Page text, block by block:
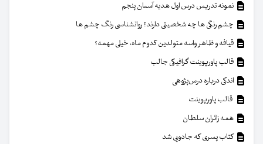
نمونه تدریس درس اول هدیه آسمان پنجم
چشم رنگی ها چه شخصیتی دارند؟ روانشناسی رنگ چشم ها
قیافه و ظاهر واسه متولدین کدوم ماه، خیلی مهمه؟
قالب پاورپوینت گرافیکی جالب
اندکی درباره درس‌پژوهی
قالب پاورپوینت
همه زائران سلطان
کتاب پسری که جادویی شد